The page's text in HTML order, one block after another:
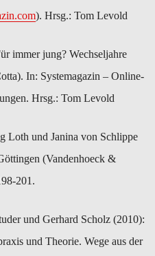
). ​Hrsg.: Tom Levold
immer jung? Wechseljahre
In: Systemagazin – Online-
Hrsg.: Tom Levold
Loth und Janina von Schlippe
(Vandenhoeck &
201.
und Gerhard Scholz (2010):
und Theorie. Wege aus der